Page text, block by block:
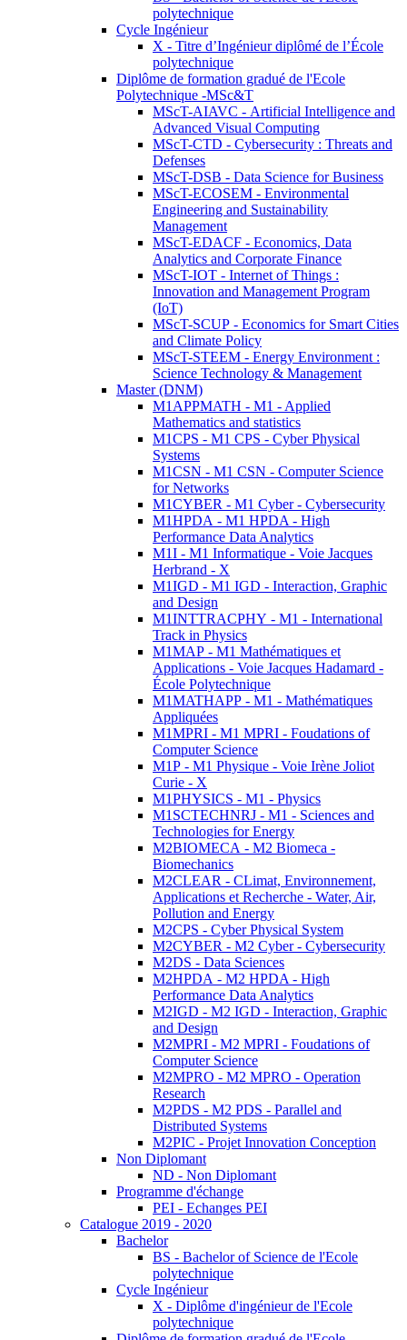
polytechnique
Cycle Ingénieur
X - Titre d’Ingénieur diplômé de l’École
polytechnique
Diplôme de formation gradué de l'Ecole
Polytechnique -MSc&T
MScT-AIAVC - Artificial Intelligence and
Advanced Visual Computing
MScT-CTD - Cybersecurity : Threats and
Defenses
MScT-DSB - Data Science for Business
MScT-ECOSEM - Environmental
Engineering and Sustainability
Management
MScT-EDACF - Economics, Data
Analytics and Corporate Finance
MScT-IOT - Internet of Things :
Innovation and Management Program
(IoT)
MScT-SCUP - Economics for Smart Cities
and Climate Policy
MScT-STEEM - Energy Environment :
Science Technology & Management
Master (DNM)
M1APPMATH - M1 - Applied
Mathematics and statistics
M1CPS - M1 CPS - Cyber Physical
Systems
M1CSN - M1 CSN - Computer Science
for Networks
M1CYBER - M1 Cyber - Cybersecurity
M1HPDA - M1 HPDA - High
Performance Data Analytics
M1I - M1 Informatique - Voie Jacques
Herbrand - X
M1IGD - M1 IGD - Interaction, Graphic
and Design
M1INTTRACPHY - M1 - International
Track in Physics
M1MAP - M1 Mathématiques et
Applications - Voie Jacques Hadamard -
École Polytechnique
M1MATHAPP - M1 - Mathématiques
Appliquées
M1MPRI - M1 MPRI - Foudations of
Computer Science
M1P - M1 Physique - Voie Irène Joliot
Curie - X
M1PHYSICS - M1 - Physics
M1SCTECHNRJ - M1 - Sciences and
Technologies for Energy
M2BIOMECA - M2 Biomeca -
Biomechanics
M2CLEAR - CLimat, Environnement,
Applications et Recherche - Water, Air,
Pollution and Energy
M2CPS - Cyber Physical System
M2CYBER - M2 Cyber - Cybersecurity
M2DS - Data Sciences
M2HPDA - M2 HPDA - High
Performance Data Analytics
M2IGD - M2 IGD - Interaction, Graphic
and Design
M2MPRI - M2 MPRI - Foudations of
Computer Science
M2MPRO - M2 MPRO - Operation
Research
M2PDS - M2 PDS - Parallel and
Distributed Systems
M2PIC - Projet Innovation Conception
Non Diplomant
ND - Non Diplomant
Programme d'échange
PEI - Echanges PEI
Catalogue 2019 - 2020
Bachelor
BS - Bachelor of Science de l'Ecole
polytechnique
Cycle Ingénieur
X - Diplôme d'ingénieur de l'Ecole
polytechnique